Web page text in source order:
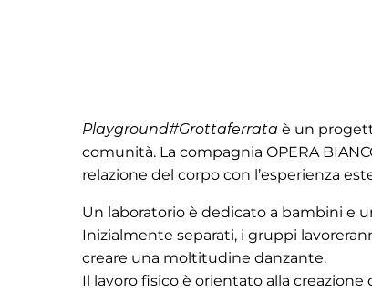
Playground#Grottaferrata è un
comunità. La compagnia OPERA
relazione del corpo con l’esperienza
Un laboratorio è dedicato a bambini e
Inizialmente separati, i gruppi
creare una moltitudine danzante.
Il lavoro fisico è orientato alla